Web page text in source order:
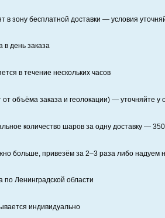
в зону бесплатной доставки — условия
в день заказа
в течение нескольких часов
от объёма заказа и геолокации) — уточняйте у
количество шаров за одну доставку —
больше, привезём за 2–3 раза либо надуем
по Ленинградской области
индивидуально